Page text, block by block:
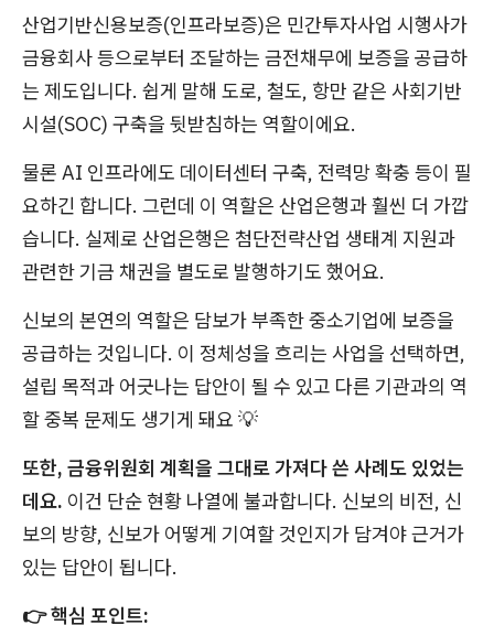
산업기반신용보증(인프라보증)은 민간투자사업 시행사가
금융회사 등으로부터 조달하는 금전채무에 보증을 공급하
는 제도입니다. 쉽게 말해 도로, 철도, 항만 같은 사회기반
시설(SOC) 구축을 뒷받침하는 역할이에요.
물론 AI 인프라에도 데이터센터 구축, 전력망 확충 등이 필
요하긴 합니다. 그런데 이 역할은 산업은행과 훨씬 더 가깝
습니다. 실제로 산업은행은 첨단전략산업 생태계 지원과
관련한 기금 채권을 별도로 발행하기도 했어요.
신보의 본연의 역할은 담보가 부족한 중소기업에 보증을
공급하는 것입니다. 이 정체성을 흐리는 사업을 선택하면,
설립 목적과 어긋나는 답안이 될 수 있고 다른 기관과의 역
할 중복 문제도 생기게 돼요 💡
또한, 금융위원회 계획을 그대로 가져다 쓴 사례도 있었는
데요. 이건 단순 현황 나열에 불과합니다. 신보의 비전, 신
보의 방향, 신보가 어떻게 기여할 것인지가 담겨야 근거가
있는 답안이 됩니다.
👉 핵심 포인트: